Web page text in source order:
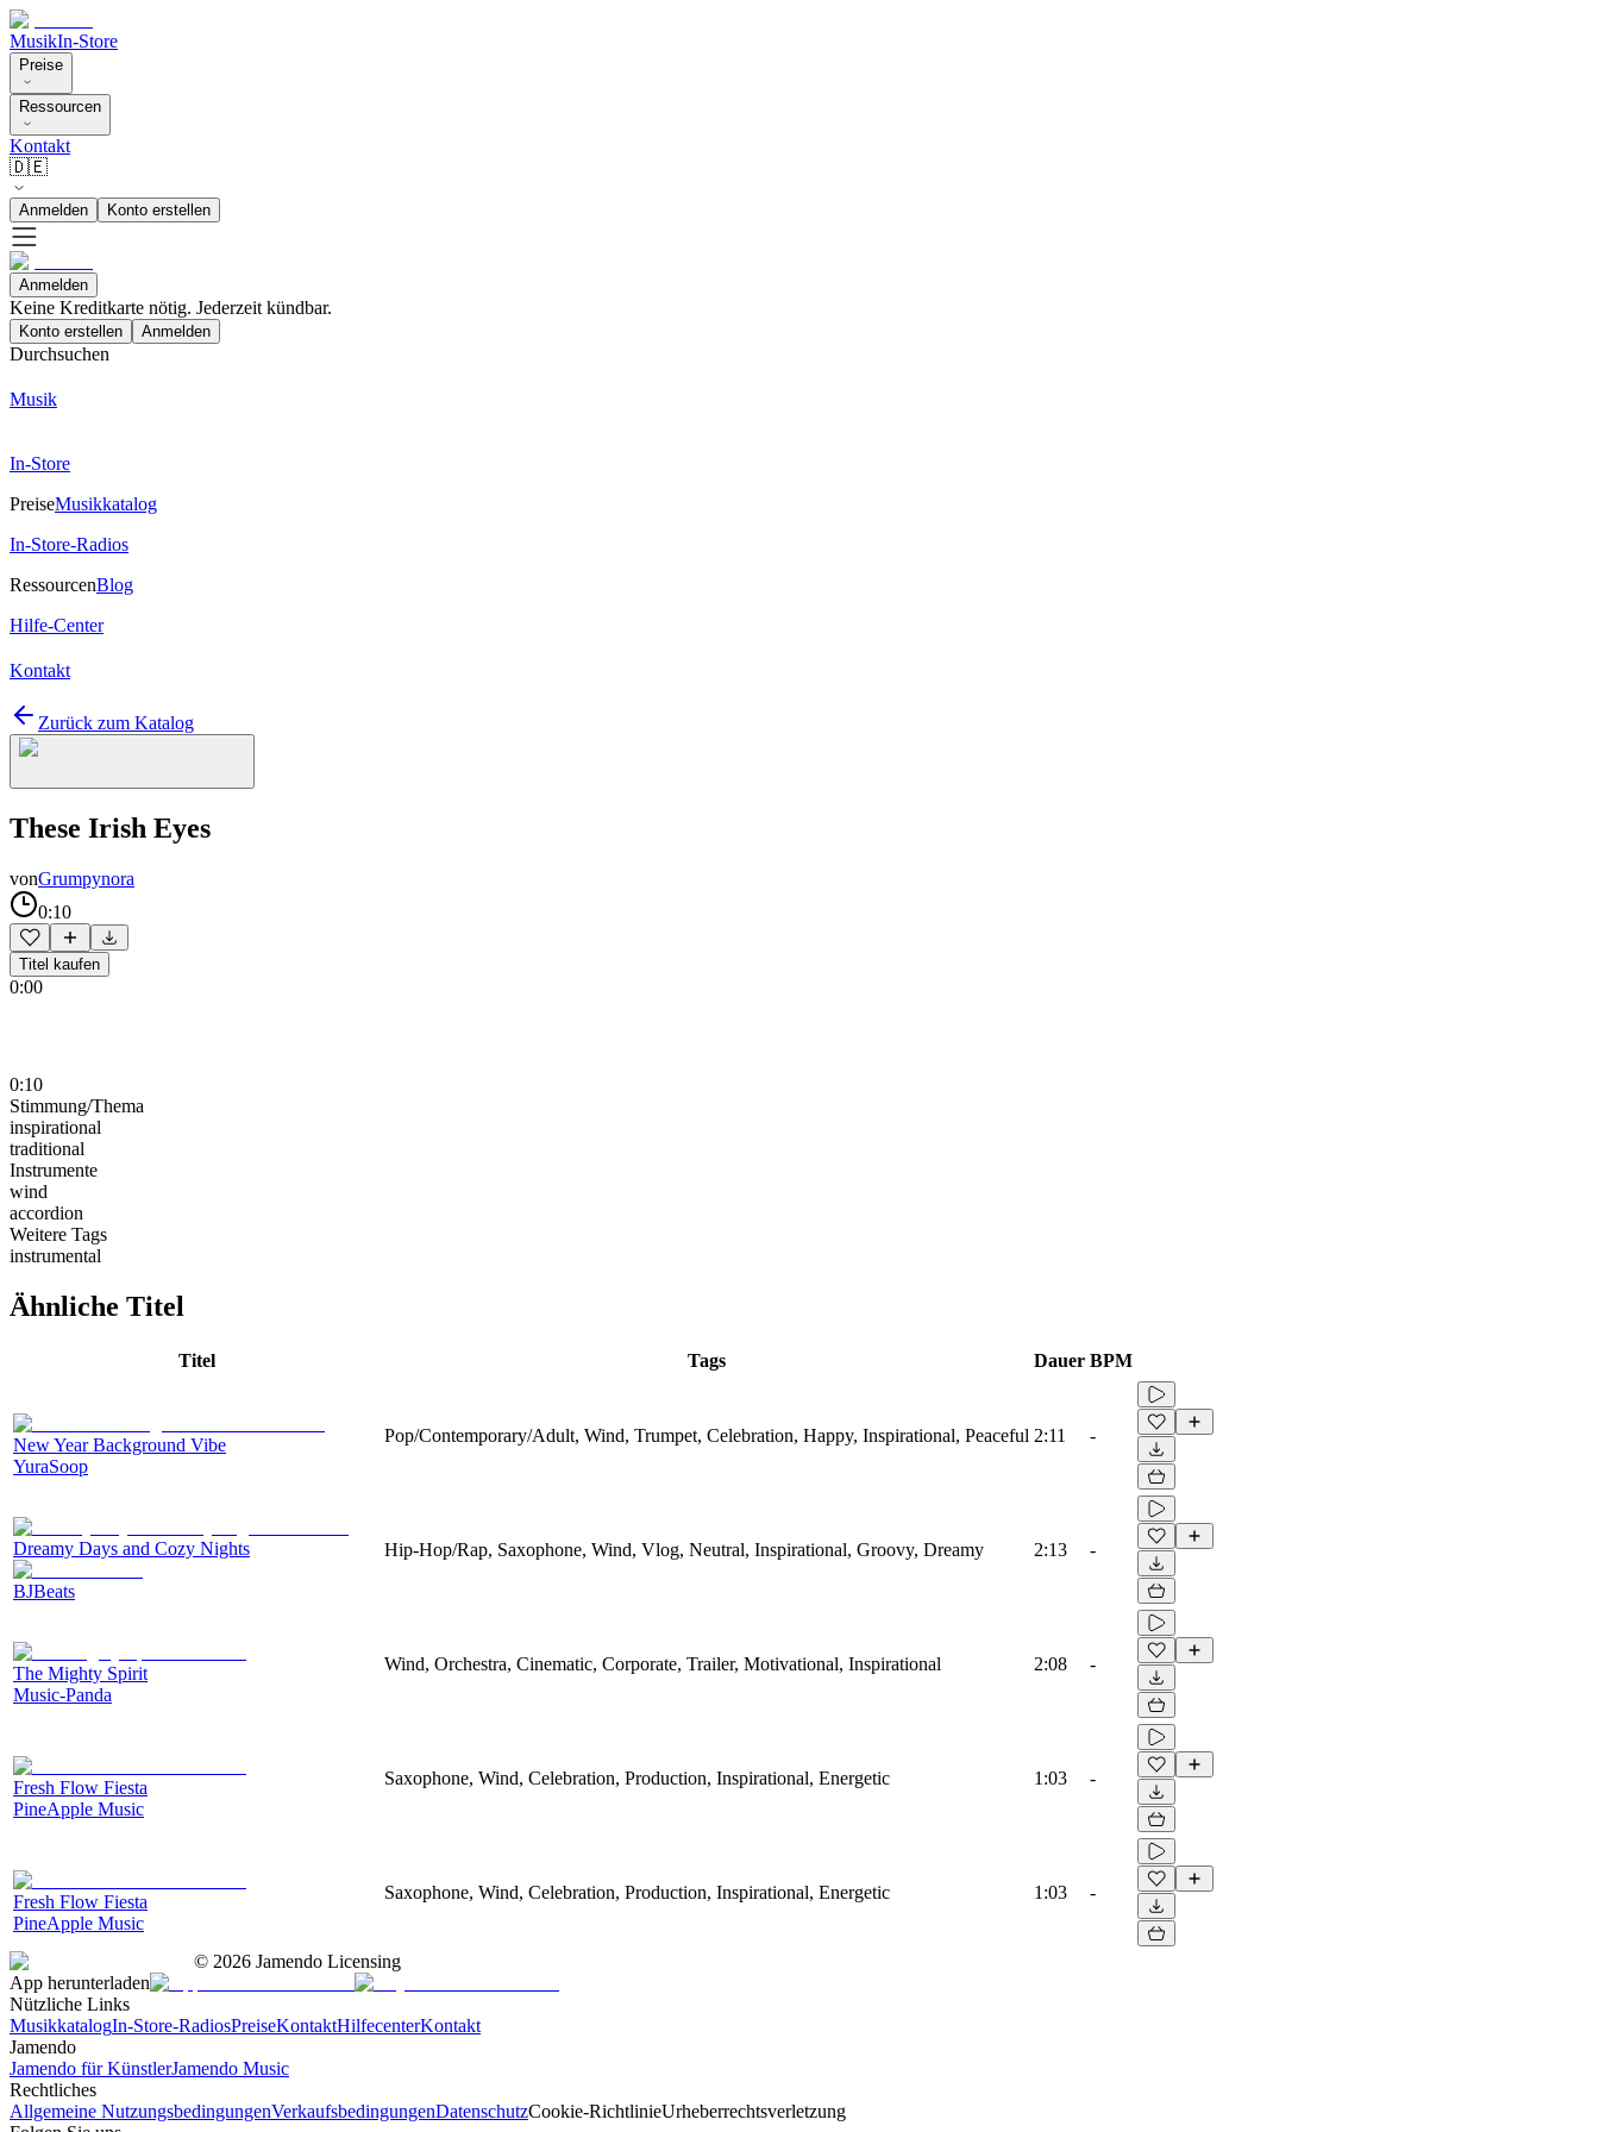
MusikIn-Store
Preise
Ressourcen
Kontakt
🇩🇪
Anmelden Konto erstellen
Anmelden
Keine Kreditkarte nötig. Jederzeit kündbar.
Konto erstellen Anmelden
Durchsuchen
Musik
In-Store
PreiseMusikkatalog
In-Store-Radios
RessourcenBlog
Hilfe-Center
Kontakt
Zurück zum Katalog
These Irish Eyes
vonGrumpynora
0:10
Titel kaufen
0:00
0:10
Stimmung/Thema
inspirational
traditional
Instrumente
wind
accordion
Weitere Tags
instrumental
Ähnliche Titel
Titel Tags Dauer BPM
New Year Background Vibe
YuraSoop
Pop/Contemporary/Adult, Wind, Trumpet, Celebration, Happy, Inspirational, Peaceful 2:11 -
Dreamy Days and Cozy Nights
BJBeats
Hip-Hop/Rap, Saxophone, Wind, Vlog, Neutral, Inspirational, Groovy, Dreamy 2:13 -
The Mighty Spirit
Music-Panda
Wind, Orchestra, Cinematic, Corporate, Trailer, Motivational, Inspirational 2:08 -
Fresh Flow Fiesta
PineApple Music
Saxophone, Wind, Celebration, Production, Inspirational, Energetic 1:03 -
Fresh Flow Fiesta
PineApple Music
Saxophone, Wind, Celebration, Production, Inspirational, Energetic 1:03 -
© 2026 Jamendo Licensing
App herunterladen
Nützliche Links
MusikkatalogIn-Store-RadiosPreiseKontaktHilfecenterKontakt
Jamendo
Jamendo für KünstlerJamendo Music
Rechtliches
Allgemeine NutzungsbedingungenVerkaufsbedingungenDatenschutzCookie-RichtlinieUrheberrechtsverletzung